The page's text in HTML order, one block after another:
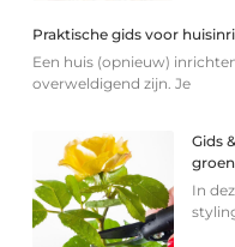
Praktische gids voor
Een huis (opnieuw)
overweldigend zijn. Je
Gids
groen
In